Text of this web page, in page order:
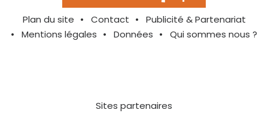
Plan du site Contact
Publicité & Partenariat
Mentions légales
Données Qui sommes nous ?
Sites partenaires